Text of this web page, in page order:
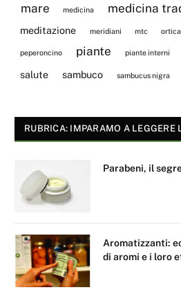
mare medicina medicina
meditazione meridiani mtc ortica
peperoncino piante piante interni
salute sambuco sambucus nigra
RUBRICA: IMPARAMO A LEGGERE
Parabeni, il
Aromatizzanti:
di aromi e i loro